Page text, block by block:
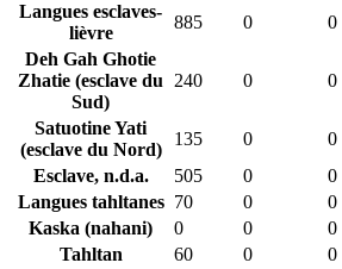
Langues esclaves-
lièvre
885 0 0
Deh Gah Ghotie
Zhatie (esclave du
Sud)
240 0 0
Satuotine Yati
(esclave du Nord)
135 0 0
Esclave, n.d.a.
505 0 0
Langues tahltanes 70 0 0
Kaska (nahani)
0 0 0
Tahltan
60 0 0